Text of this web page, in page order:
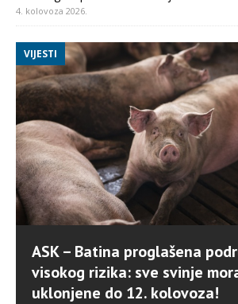
4. kolovoza 2026.
VIJESTI
ASK – Batina proglašena
visokog rizika: sve svinje
uklonjene do 12. kolovoza!